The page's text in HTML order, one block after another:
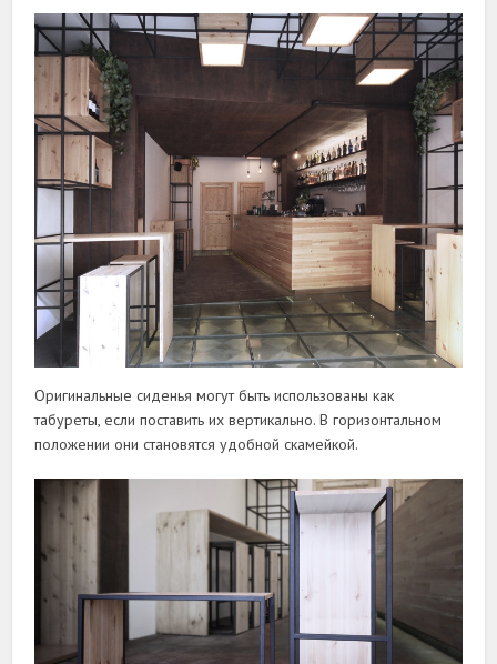
Оригинальные сиденья могут быть использованы как
табуреты, если поставить их вертикально. В горизонтальном
положении они становятся удобной скамейкой.